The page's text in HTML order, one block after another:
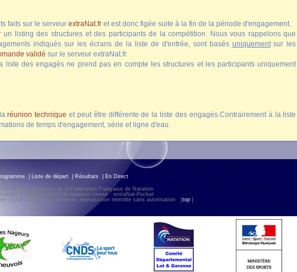
faits sur le serveur extraNat.fret est donc figée suite à la fin de la période d'engagement.
listing des structures et des participants de la compétition. Nous vous rappelons que
indiqués sur les écrans de la liste de d'entrée, sont basés uniquementsur les
validé sur le serveur extraNat.fr.
liste des engagés ne prend pas en compte les structures et les participants uniquement
laréunion technique et peut être différente de la liste des engagés.Contrairement à la liste
de temps d'engagement, série et ligne d'eau.
Liste de départ Résultats En Direct
est une production de la Fédération Française de Natation
le logiciel fédéral de natation course : extraNat-Pocket
: 2.01 - Tous droits réservés reproduction interdite sans autorisation
[top ]